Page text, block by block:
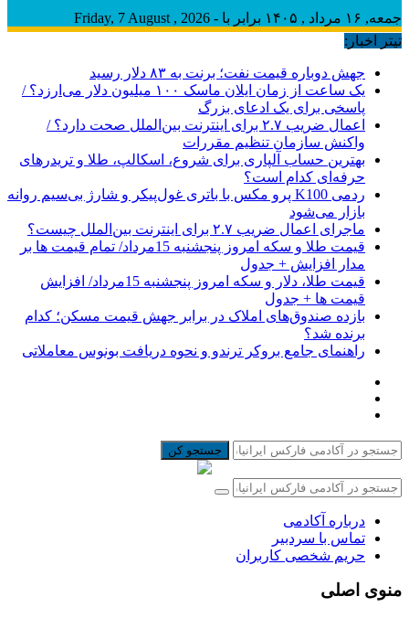
جمعه, ۱۶ مرداد , ۱۴۰۵ برابر با - Friday, 7 August , 2026
تیتر اخبار:
جهش دوباره قیمت نفت؛ برنت به ۸۳ دلار رسید
یک ساعت از زمان ایلان ماسک ۱۰۰ میلیون دلار می‌ارزد؟ /
پاسخی برای یک ادعای بزرگ
اعمال ضریب ۲.۷ برای اینترنت بین‌الملل صحت دارد؟ /
واکنش سازمان تنظیم مقررات
بهترین حساب آلپاری برای شروع، اسکالپ، طلا و تریدرهای
حرفه‌ای کدام است؟
ردمی K100 پرو مکس با باتری غول‌پیکر و شارژ بی‌سیم روانه
بازار می‌شود
ماجرای اعمال ضریب ۲.۷ برای اینترنت بین‌الملل چیست؟
قیمت طلا و سکه امروز پنجشنبه 15مرداد/ تمام قیمت ها بر
مدار افزایش + جدول
قیمت طلا، دلار و سکه امروز پنجشنبه 15مرداد/ افزایش
قیمت ها + جدول
بازده صندوق‌های املاک در برابر جهش قیمت مسکن؛ کدام
برنده شد؟
راهنمای جامع بروکر ترندو و نحوه دریافت بونوس معاملاتی
جستجو کن
درباره آکادمی
تماس با سردبیر
حریم شخصی کاربران
منوی اصلی